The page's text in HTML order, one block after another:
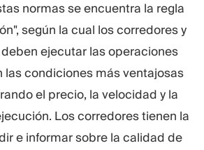
normas se encuentra la regla
según la cual los corredores y
ejecutar las operaciones
las condiciones más ventajosas
el precio, la velocidad y la
Los corredores tienen la
e informar sobre la calidad de